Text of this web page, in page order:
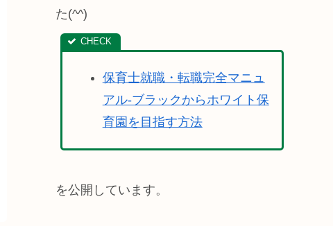
た(^^)
保育士就職・転職完全マニュ
アル-ブラックからホワイト保
育園を目指す方法
を公開しています。